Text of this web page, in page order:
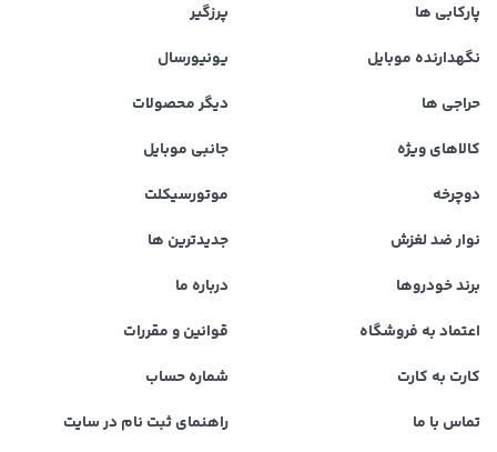
پارکابی ها
پرزگیر
نگهدارنده موبایل
یونیورسال
حراجی ها
دیگر محصولات
کالاهای ویژه
جانبی موبایل
دوچرخه
موتورسیکلت
نوار ضد لغزش
جدیدترین ها
برند خودروها
درباره ما
اعتماد به فروشگاه
قوانین و مقررات
کارت به کارت
شماره حساب
تماس با ما
راهنمای ثبت نام در سایت